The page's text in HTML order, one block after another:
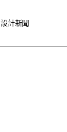
設計新聞